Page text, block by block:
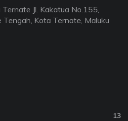
Jl. Kakatua No.155,
Tengah, Kota Ternate, Maluku
13